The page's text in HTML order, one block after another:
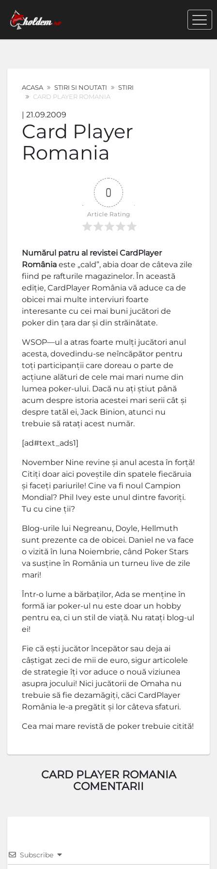
ACASA STIRI SI NOUTATI
STIRI
CARD PLAYER ROMANIA
| 21.09.2009
Card Player
Romania
0
Article Rating
Numărul patru al revistei CardPlayer
România este „cald”, abia doar de câteva zile
fiind pe rafturile magazinelor. În această
ediţie, CardPlayer România vă aduce ca de
obicei mai multe interviuri foarte
interesante cu cei mai buni jucători de
poker din ţara dar şi din străinătate.
WSOP—ul a atras foarte mulţi jucători anul
acesta, dovedindu-se neîncăpător pentru
toţi participanţii care doreau o parte de
acţiune alături de cele mai mari nume din
lumea poker-ului. Dacă nu aţi ştiut până
acum despre istoria acestei mari serii cât şi
despre tatăl ei, Jack Binion, atunci nu
trebuie să rataţi acest număr.
[ad#text_ads1]
November Nine revine şi anul acesta în forţă!
Citiţi doar aici poveştile din spatele fiecăruia
şi faceţi pariurile! Cine va fi noul Campion
Mondial? Phil Ivey este unul dintre favoriţi.
Tu cu cine ţii?
Blog-urile lui Negreanu, Doyle, Hellmuth
sunt prezente ca de obicei. Daniel ne va face
o vizită în luna Noiembrie, când Poker Stars
va susţine în România un turneu live de zile
mari!
Într-o lume a bărbaţilor, Ada se menţine în
formă iar poker-ul nu este doar un hobby
pentru ea, ci un stil de viaţă. Nu rataţi blog-ul
ei!
Fie că eşti jucător începător sau deja ai
câştigat zeci de mii de euro, sigur articolele
de strategie îţi vor aduce o nouă viziunea
asupra jocului! Nici jucătorii de Omaha nu
trebuie să fie dezamăgiţi, căci CardPlayer
România le-a pregătit şi lor câteva sfaturi.
Cea mai mare revistă de poker trebuie citită!
CARD PLAYER ROMANIA
COMENTARII
Subscribe